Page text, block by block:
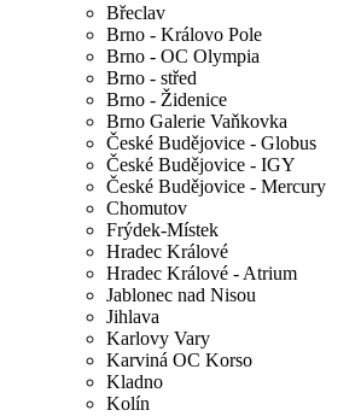
Břeclav
Brno - Královo Pole
Brno - OC Olympia
Brno - střed
Brno - Židenice
Brno Galerie Vaňkovka
České Budějovice - Globus
České Budějovice - IGY
České Budějovice - Mercury
Chomutov
Frýdek-Místek
Hradec Králové
Hradec Králové - Atrium
Jablonec nad Nisou
Jihlava
Karlovy Vary
Karviná OC Korso
Kladno
Kolín